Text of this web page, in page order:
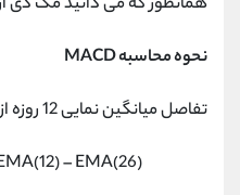
نحوه محاسبهMACD
تفاصل میانگین نمایی 12 روزه از میانگین نمایی 26 روزه
– EMA(26)